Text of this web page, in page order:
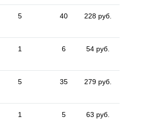
5 40 228 руб.
1 6 54 руб.
5 35 279 руб.
1 5 63 руб.